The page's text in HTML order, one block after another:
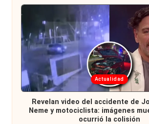
Publicada
en
Actualidad
Revelan video del accidente de
Neme y motociclista: imágenes
ocurrió la colisión